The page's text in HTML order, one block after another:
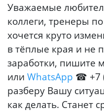
Уважаемые
коллеги, тренеры
хочется круто
в тёплые края и не
заработки, пишите
или WhatsApp ☎ +7
разберу Вашу
как делать. Станет